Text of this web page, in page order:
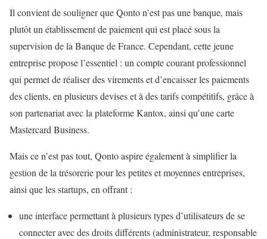
Il convient de souligner que Qonto n’est pas une banque, mais
plutôt un établissement de paiement qui est placé sous la
supervision de la Banque de France. Cependant, cette jeune
entreprise propose l’essentiel : un compte courant professionnel
qui permet de réaliser des virements et d’encaisser les paiements
des clients, en plusieurs devises et à des tarifs compétitifs, grâce à
son partenariat avec la plateforme Kantox, ainsi qu’une carte
Mastercard Business.
Mais ce n’est pas tout, Qonto aspire également à simplifier la
gestion de la trésorerie pour les petites et moyennes entreprises,
ainsi que les startups, en offrant :
une interface permettant à plusieurs types d’utilisateurs de se
connecter avec des droits différents (administrateur, responsable